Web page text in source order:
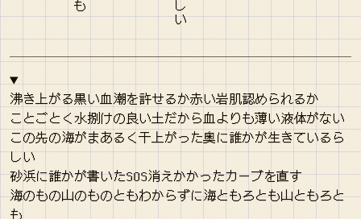
沸き上がる黒い血潮を許せるか赤い岩肌認められるか
ことごとく水捌けの良い土だから血よりも薄い液体がない
この先の海がまあるく干上がった奥に誰かが生きているら
しい
砂浜に誰かが書いたSOS消えかかったカーブを直す
海のもの山のものともわからずに海ともろとも山ともろと
も